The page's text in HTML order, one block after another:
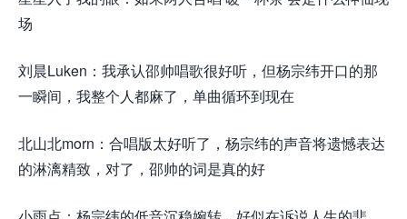
场
刘晨Luken：我承认邵帅唱歌很好听，但杨宗纬开口的那
一瞬间，我整个人都麻了，单曲循环到现在
北山北morn：合唱版太好听了，杨宗纬的声音将遗憾表达
的淋漓精致，对了，邵帅的词是真的好